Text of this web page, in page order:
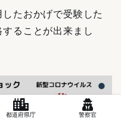
たおかげで受験した
ることが出来まし
都道府県庁 警察官